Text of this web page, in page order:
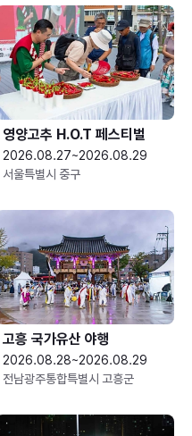
영양고추 H.O.T 페스티벌
2026.08.27~2026.08.29
서울특별시 중구
고흥 국가유산 야행
2026.08.28~2026.08.29
전남광주통합특별시 고흥군